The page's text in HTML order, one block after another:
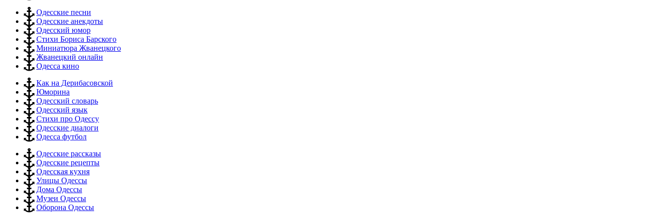
Одесские песни
Одесские анекдоты
Одесский юмор
Стихи Бориса Барского
Миниатюра Жванецкого
Жванецкий онлайн
Одесса кино
Как на Дерибасовской
Юморина
Одесский словарь
Одесский язык
Стихи про Одессу
Одесские диалоги
Одесса футбол
Одесские рассказы
Одесские рецепты
Одесская кухня
Улицы Одессы
Дома Одессы
Музеи Одессы
Оборона Одессы